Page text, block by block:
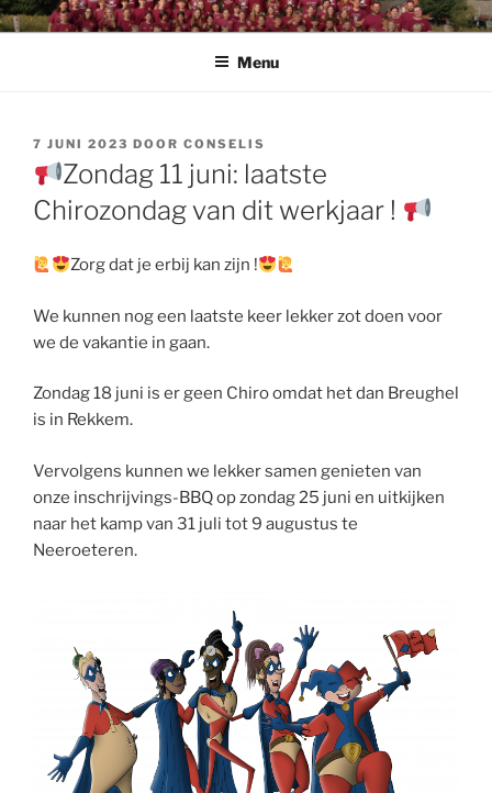
Spring
naarCHIRO PENDOENDER
Chiro Pendoender Rekkem
Menu
GEPLAATST
OP
7 JUNI 2023 DOOR CONSELIS
Zondag 11 juni: laatste
Chirozondag van dit werkjaar !
Zorg dat je erbij kan zijn !
We kunnen nog een laatste keer lekker zot doen voor
we de vakantie in gaan.
Zondag 18 juni is er geen Chiro omdat het dan Breughel
is in Rekkem.
Vervolgens kunnen we lekker samen genieten van
onze inschrijvings-BBQ op zondag 25 juni en uitkijken
naar het kamp van 31 juli tot 9 augustus te
Neeroeteren.